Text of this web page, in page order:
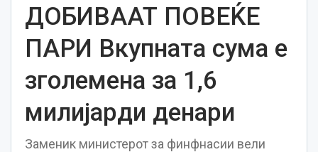
ДОБИВААТ ПОВЕЌЕ
ПАРИ Вкупната сума е
зголемена за 1,6
милијарди денари
Заменик министерот за финфнасии вели